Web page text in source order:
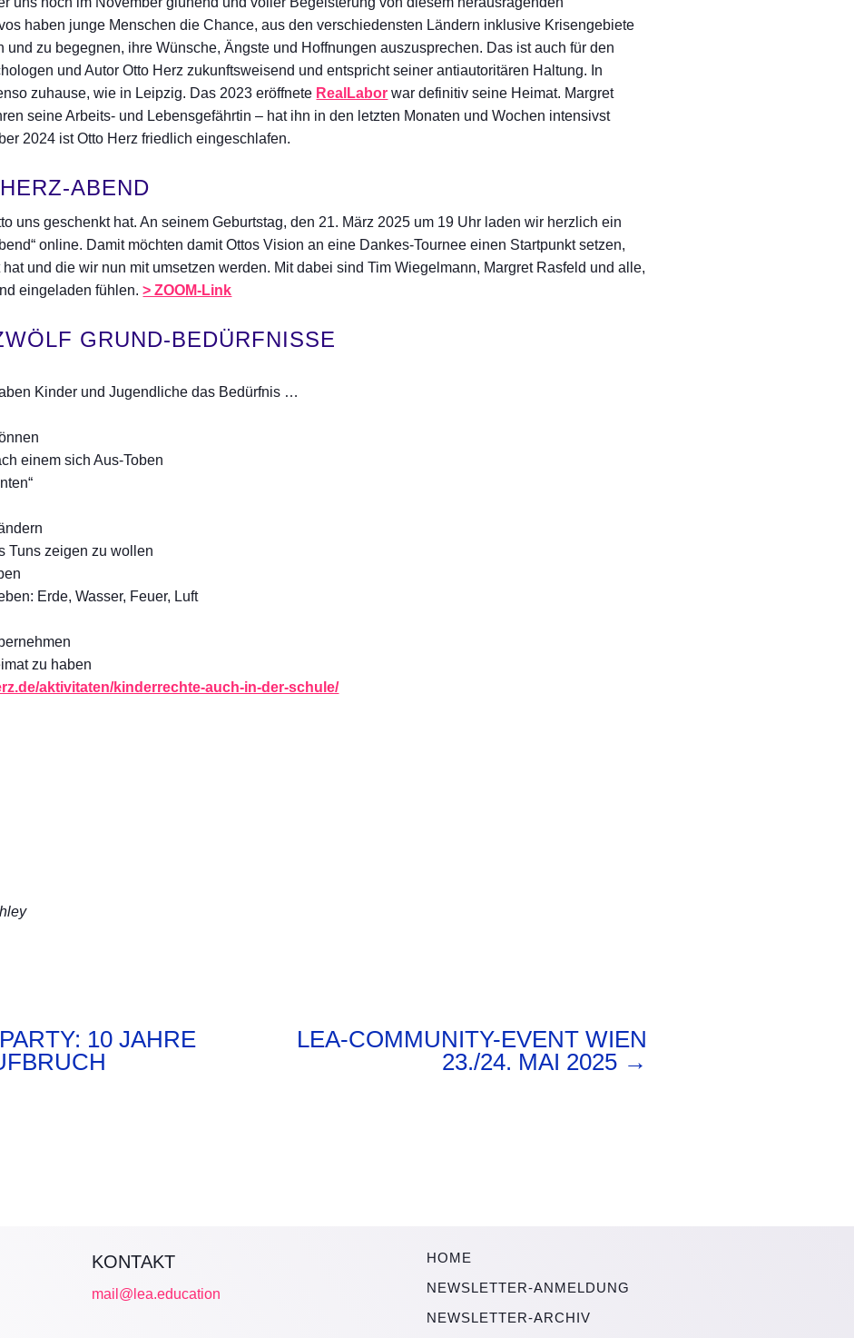
haben junge Menschen die Chance, aus den verschiedensten Ländern inklusive Krisengebiete
und zu begegnen, ihre Wünsche, Ängste und Hoffnungen auszusprechen. Das ist auch für den
und Autor Otto Herz zukunftsweisend und entspricht seiner antiautoritären Haltung. In
zuhause, wie in Leipzig. Das 2023 eröffnete RealLabor war definitiv seine Heimat. Margret
seine Arbeits- und Lebensgefährtin – hat ihn in den letzten Monaten und Wochen intensivst
2024 ist Otto Herz friedlich eingeschlafen.
ABEND
uns geschenkt hat. An seinem Geburtstag, den 21. März 2025 um 19 Uhr laden wir herzlich ein
online. Damit möchten damit Ottos Vision an eine Dankes-Tournee einen Startpunkt setzen,
und die wir nun mit umsetzen werden. Mit dabei sind Tim Wiegelmann, Margret Rasfeld und alle,
eingeladen fühlen.> ZOOM-Link
GRUND-BEDÜRFNISSE
Kinder und Jugendliche das Bedürfnis …
einem sich Aus-Toben
Tuns zeigen zu wollen
Erde, Wasser, Feuer, Luft
zu haben
aktivitaten/kinderrechte-auch-in-der-schule/
10 JAHRE
LEA-COMMUNITY-EVENT WIEN
23./24. MAI 2025→
KONTAKT
mail@lea.education
HOME
NEWSLETTER-ANMELDUNG
NEWSLETTER-ARCHIV